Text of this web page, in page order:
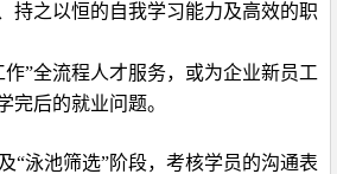
持之以恒的自我学习能力及高效的职
”全流程人才服务，或为企业新员工
后的就业问题。
“泳池筛选”阶段，考核学员的沟通表